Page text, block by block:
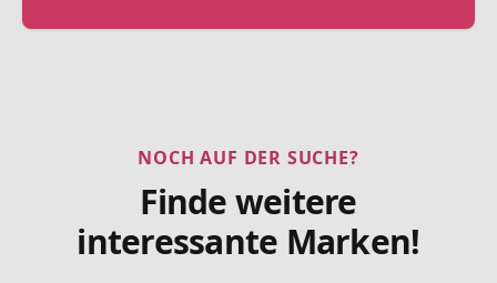
NOCH AUF DER SUCHE?
Finde weitere
interessante Marken!